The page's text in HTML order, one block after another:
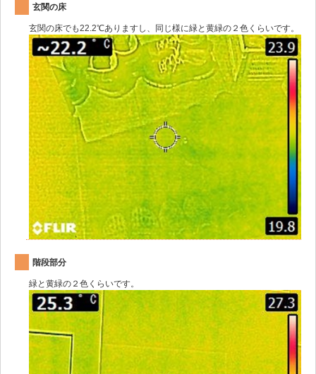
玄関の床
玄関の床でも22.2℃ありますし、同じ様に緑と黄緑の２色くらいです。
階段部分
緑と黄緑の２色くらいです。